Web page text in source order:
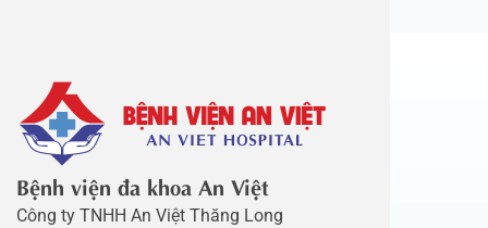
Bệnh viện đa khoa An Việt
Công ty TNHH An Việt Thăng Long